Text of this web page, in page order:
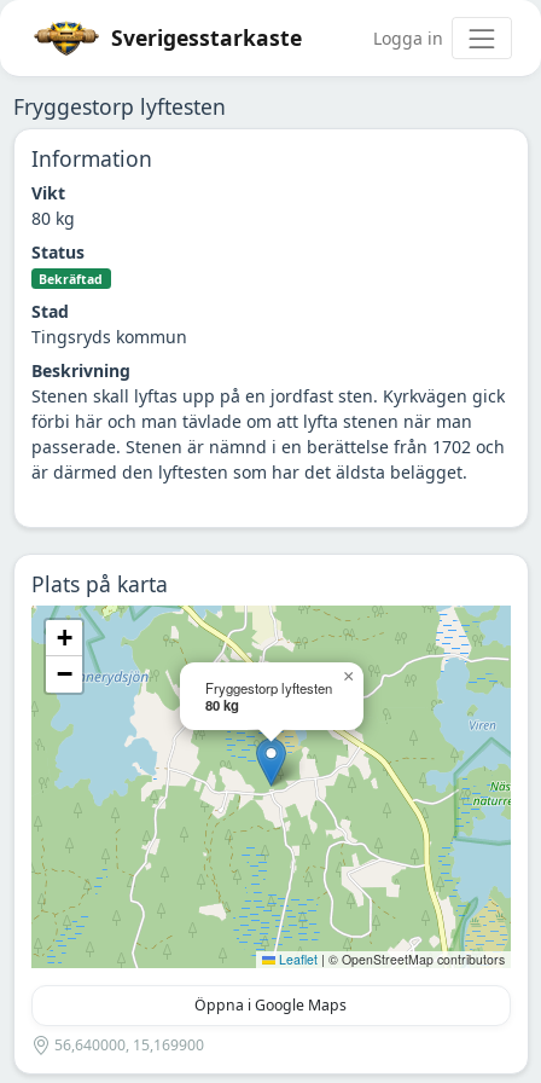
Sverigesstarkaste Logga in
Fryggestorp lyftesten
Information
Vikt
80 kg
Status
Bekräftad
Stad
Tingsryds kommun
Beskrivning
Stenen skall lyftas upp på en jordfast sten. Kyrkvägen gick
förbi här och man tävlade om att lyfta stenen när man
passerade. Stenen är nämnd i en berättelse från 1702 och
är därmed den lyftesten som har det äldsta belägget.
Plats på karta
Fryggestorp lyftesten
80 kg
×
+
−
Leaflet | © OpenStreetMap contributors
Öppna i Google Maps
56,640000, 15,169900